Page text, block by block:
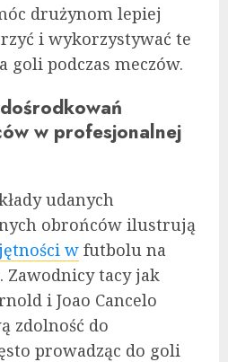
drużynom lepiej
i wykorzystywać te
goli podczas meczów.
w profesjonalnej
udanych
obrońców ilustrują
w futbolu na
tacy jak
i Joao Cancelo
zdolność do
prowadząc do goli